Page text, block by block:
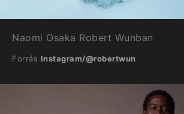
Naomi Osaka Robert Wunban
Forrás Instagram/@robertwun